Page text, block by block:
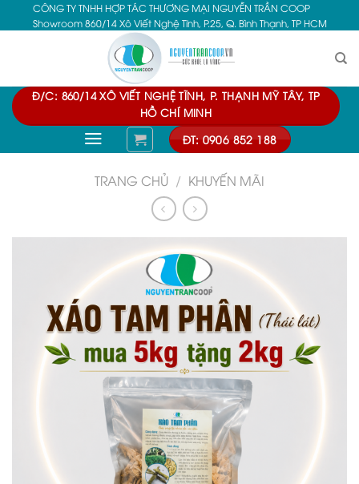
to
CÔNG TY TNHH HỢP TÁC THƯƠNG MẠI NGUYỄN TRẦN COOP
Showroom 860/14 Xô Viết Nghệ Tĩnh, P.25, Q. Bình Thạnh, TP HCM
Đ/C: 860/14 XÔ VIẾT NGHỆ TĨNH, P. THẠNH MỸ TÂY, TP
HỒ CHÍ MINH
ĐT: 0906 852 188
TRANG CHỦ / KHUYẾN MÃI